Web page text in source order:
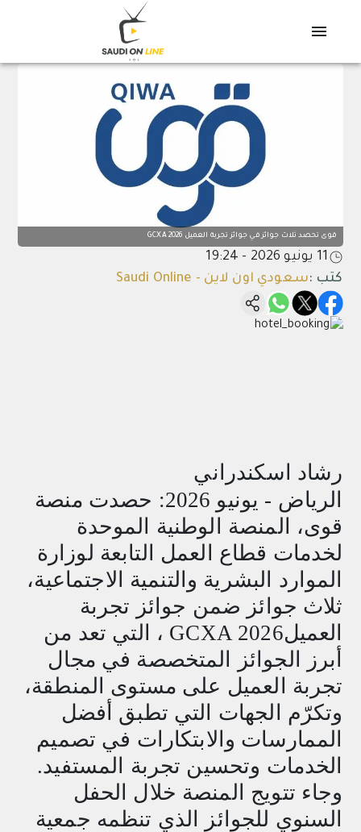
قوى تحصد ثلاث جوائز في جوائز تجربة العميل GCXA 2026
11 يونيو 2026 - 19:24
كتب :سعودي اون لاين - Saudi Online
رشاد اسكندراني
الرياض - يونيو 2026: حصدت منصة
قوى، المنصة الوطنية الموحدة
لخدمات قطاع العمل التابعة لوزارة
الموارد البشرية والتنمية الاجتماعية،
ثلاث جوائز ضمن جوائز تجربة
العميلGCXA 2026 ، التي تعد من
أبرز الجوائز المتخصصة في مجال
تجربة العميل على مستوى المنطقة،
وتكرّم الجهات التي تطبق أفضل
الممارسات والابتكارات في تصميم
الخدمات وتحسين تجربة المستفيد.
وجاء تتويج المنصة خلال الحفل
السنوي للجوائز الذي تنظمه جمعية